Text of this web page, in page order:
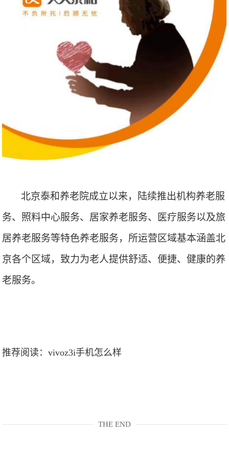
北京泰和养老院成立以来，陆续推出机构养老服
务、照料中心服务、居家养老服务、医疗服务以及旅
居养老服务等特色养老服务，所运营区域基本涵盖北
京各个区域，致力为老人提供舒适、便捷、健康的养
老服务。
推荐阅读：vivoz3i手机怎么样
THE END